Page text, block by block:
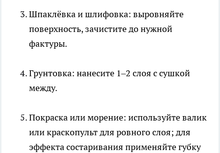
Шпаклёвка и шлифовка: выровняйте
поверхность, зачистите до нужной
фактуры.
Грунтовка: нанесите 1–2 слоя с сушкой
между.
Покраска или морение: используйте валик
или краскопульт для ровного слоя; для
эффекта состаривания применяйте губку